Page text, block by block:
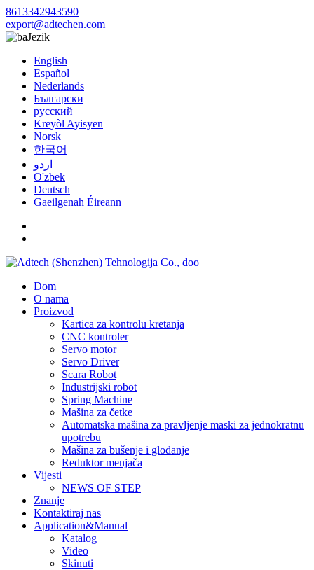
8613342943590
export@adtechen.com
Jezik
English
Español
Nederlands
Български
русский
Kreyòl Ayisyen
Norsk
한국어
اردو
O'zbek
Deutsch
Gaeilgenah Éireann
Dom
O nama
Proizvod
Kartica za kontrolu kretanja
CNC kontroler
Servo motor
Servo Driver
Scara Robot
Industrijski robot
Spring Machine
Mašina za četke
Automatska mašina za pravljenje maski za jednokratnu
upotrebu
Mašina za bušenje i glodanje
Reduktor menjača
Vijesti
NEWS OF STEP
Znanje
Kontaktiraj nas
Application&Manual
Katalog
Video
Skinuti